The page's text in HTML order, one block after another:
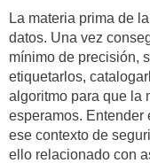
La materia prima de
datos. Una vez
mínimo de precisión,
etiquetarlos,
algoritmo para que la
esperamos. Entender
ese contexto de
ello relacionado con